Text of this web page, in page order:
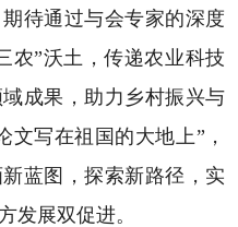
待通过与会专家的深度
农”沃土，传递农业科技
成果，助力乡村振兴与
文写在祖国的大地上”，
蓝图，探索新路径，实
发展双促进。